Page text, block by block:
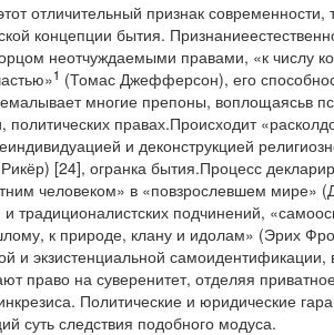
отличительный признак современности,
концепции бытия.
неотчуждаемыми правами, «к числу
1 (Томас Джефферсон), его
многие препоны, воплощаясьв
политических правах.Происходит
и деконструкцией
[24], огранка бытия.Процесс
человеком» в «повзрослевшем мире»
и традиционалистских подчинений,
к природе, клану и идолам» (Эрих
и экзистенциальной
право на суверенитет, отделяя
Политические и юридические
суть следствия подобного модуса.